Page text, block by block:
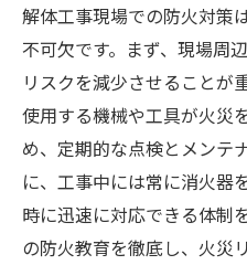
古い建物解体時
火災リスク軽減の
解体工事の火災リス
のポイント
解体工事中の火
重要性
事前に確認すべ
解体工事現場での防火対策
不可欠です。まず、現場周
リスクを減少させることが
使用する機械や工具が火災
め、定期的な点検とメンテ
に、工事中には常に消火器
時に迅速に対応できる体制
の防火教育を徹底し、火災